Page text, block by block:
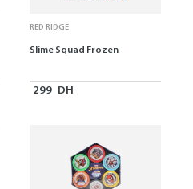
RED RIDGE
Slime Squad Frozen
299 DH